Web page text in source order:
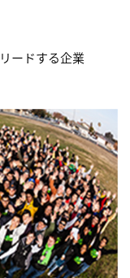
ードする企業